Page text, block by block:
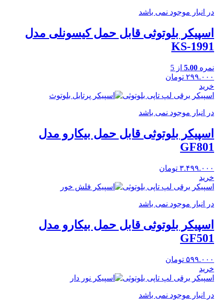
در انبار موجود نمی باشد
اسپیکر بلوتوثی قابل حمل کیسونلی مدل
KS-1991
نمره 5.00 از 5
۲۹۹.۰۰۰ تومان
خرید
اسپیکر برقی لپ تاپی بلوتوثی
در انبار موجود نمی باشد
اسپیکر بلوتوثی قابل حمل بیکارو مدل
GF801
۳.۴۹۹.۰۰۰ تومان
خرید
اسپیکر برقی لپ تاپی بلوتوثی
در انبار موجود نمی باشد
اسپیکر بلوتوثی قابل حمل بیکارو مدل
GF501
۵۹۹.۰۰۰ تومان
خرید
اسپیکر برقی لپ تاپی بلوتوثی
در انبار موجود نمی باشد